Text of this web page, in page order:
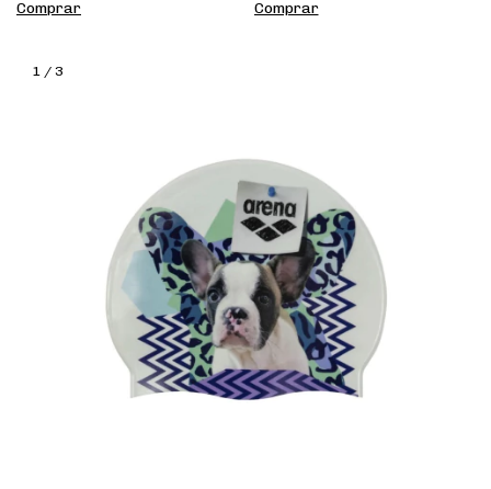
Comprar Comprar
1 / 3